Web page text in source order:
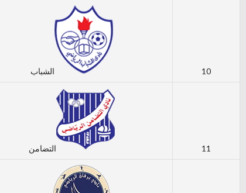
10 الشباب
11 التضامن